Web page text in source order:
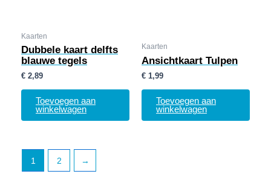
Kaarten
Dubbele kaart delfts
blauwe tegels
€ 2,89
Toevoegen aan
winkelwagen
Kaarten
Ansichtkaart Tulpen
€ 1,99
Toevoegen aan
winkelwagen
1 2 →